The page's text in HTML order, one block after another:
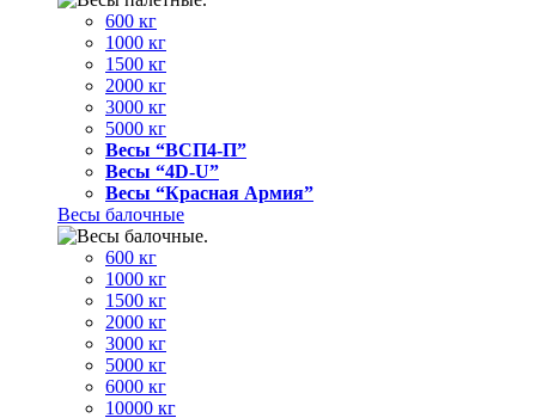
600 кг
1000 кг
1500 кг
2000 кг
3000 кг
5000 кг
Весы “ВСП4-П”
Весы “4D-U”
Весы “Красная Армия”
Весы балочные
600 кг
1000 кг
1500 кг
2000 кг
3000 кг
5000 кг
6000 кг
10000 кг